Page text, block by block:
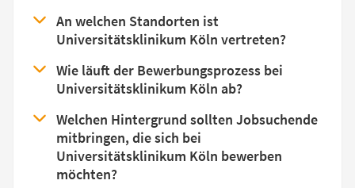
An welchen Standorten ist
Universitätsklinikum Köln vertreten?
Wie läuft der Bewerbungsprozess bei
Universitätsklinikum Köln ab?
Welchen Hintergrund sollten Jobsuchende
mitbringen, die sich bei
Universitätsklinikum Köln bewerben
möchten?